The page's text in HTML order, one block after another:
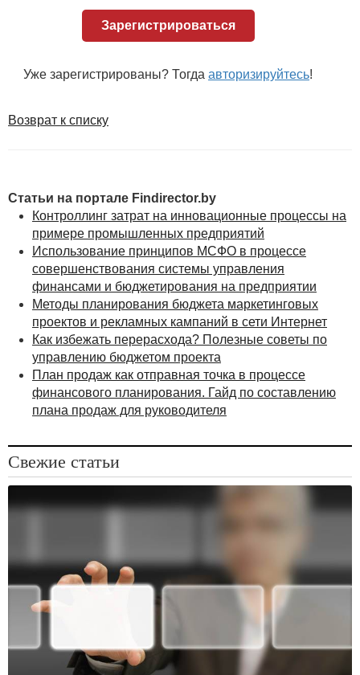
Зарегистрироваться
Уже зарегистрированы? Тогда авторизируйтесь!
Возврат к списку
Статьи на портале Findirector.by
Контроллинг затрат на инновационные процессы на
примере промышленных предприятий
Использование принципов МСФО в процессе
совершенствования системы управления
финансами и бюджетирования на предприятии
Методы планирования бюджета маркетинговых
проектов и рекламных кампаний в сети Интернет
Как избежать перерасхода? Полезные советы по
управлению бюджетом проекта
План продаж как отправная точка в процессе
финансового планирования. Гайд по составлению
плана продаж для руководителя
Свежие статьи